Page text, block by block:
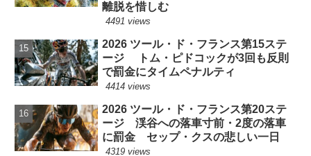
離脱を惜しむ
4491 views
2026 ツール・ド・フランス第15ステ
ージ トム・ピドコックが3回も反則
で罰金にタイムペナルティ
4414 views
2026 ツール・ド・フランス第20ステ
ージ 渓谷への落車寸前・2度の落車
に罰金 セップ・クスの悲しい一日
4319 views